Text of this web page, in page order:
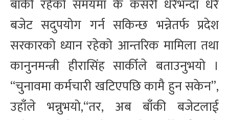
बाँकी रहेको समयमा के कसरी धेरैभन्दा धेरै
बजेट सदुपयोग गर्न सकिन्छ भन्नेतर्फ प्रदेश
सरकारको ध्यान रहेको आन्तरिक मामिला तथा
कानुनमन्त्री हीरासिंह सार्कीले बताउनुभयो ।
“चुनावमा कर्मचारी खटिएपछि कामै हुन सकेन”,
उहाँले भन्नुभयो,“तर, अब बाँकी बजेटलाई